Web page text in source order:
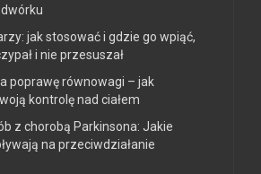
jak stosować i gdzie go wpiąć,
i nie przesuszał
poprawę równowagi – jak
kontrolę nad ciałem
z chorobą Parkinsona: Jakie
na przeciwdziałanie